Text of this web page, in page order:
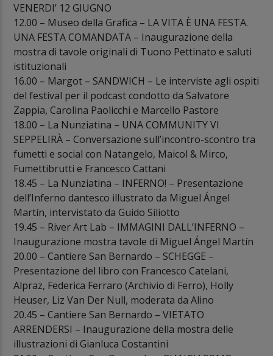
VENERDI’ 12 GIUGNO
12.00 – Museo della Grafica – LA VITA È UNA FESTA.
UNA FESTA COMANDATA – Inaugurazione della
mostra di tavole originali di Tuono Pettinato e saluti
istituzionali
16.00 – Margot – SANDWICH – Le interviste agli ospiti
del festival per il podcast condotto da Salvatore
Zappia, Carolina Paolicchi e Marcello Pastore
18.00 – La Nunziatina – UNA COMMUNITY VI
SEPPELIRÀ – Conversazione sull’incontro-scontro tra
fumetti e social con Natangelo, Maicol & Mirco,
Fumettibrutti e Francesco Cattani
18.45 – La Nunziatina – INFERNO! – Presentazione
dell’Inferno dantesco illustrato da Miguel Ángel
Martín, intervistato da Guido Siliotto
19.45 – River Art Lab – IMMAGINI DALL’INFERNO –
Inaugurazione mostra tavole di Miguel Ángel Martín
20.00 – Cantiere San Bernardo – SCHEGGE –
Presentazione del libro con Francesco Catelani,
Alpraz, Federica Ferraro (Archivio di Ferro), Holly
Heuser, Liz Van Der Null, moderata da Alino
20.45 – Cantiere San Bernardo – VIETATO
ARRENDERSI – Inaugurazione della mostra delle
illustrazioni di Gianluca Costantini